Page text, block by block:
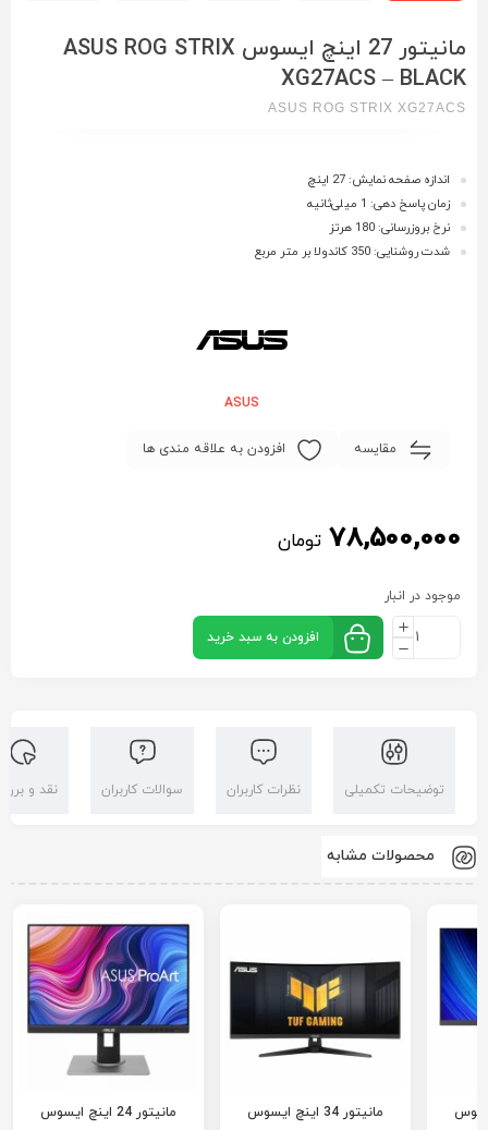
مانیتور 27 اینچ ایسوس ASUS ROG STRIX
XG27ACS – BLACK
ASUS ROG STRIX XG27ACS
اندازه صفحه نمایش: 27 اینچ
زمان پاسخ دهی: 1 میلی‌ثانیه
نرخ بروزرسانی: 180 هرتز
شدت روشنایی: 350 کاندولا بر متر مربع
ASUS
مقایسه افزودن به علاقه مندی ها
78,500,000 تومان
موجود در انبار
افزودن به سبد خرید
توضیحات تکمیلی نظرات کاربران سوالات کاربران نقد و
محصولات مشابه
ایسوس
مانیتور 34 اینچ ایسوس
مانیتور 24 اینچ ایسوس